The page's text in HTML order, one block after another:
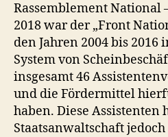
Rassemblement National
2018 war der „Front
den Jahren 2004 bis 2016
System von
insgesamt 46
und die Fördermittel
haben. Diese Assistenten
Staatsanwaltschaft